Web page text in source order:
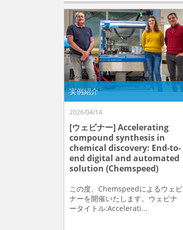
実例紹介
2026/04/14
[ウェビナー] Accelerating
compound synthesis in
chemical discovery: End-to-
end digital and automated
solution (Chemspeed)
この度、Chemspeedによるウェビ
ナーを開催いたします。ウェビナ
ータイトル:Accelerati...